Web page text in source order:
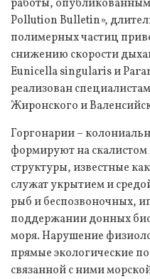
работы,
Pollution Bulletin»,
полимерных частиц
снижению скорости
Eunicella singularis и
реализован
Жиронского и
Горгонарии –
формируют на
структуры, известные
служат укрытием и
рыб и беспозвоночных,
поддержании донных
моря. Нарушение
прямые экологические
связанной с ними